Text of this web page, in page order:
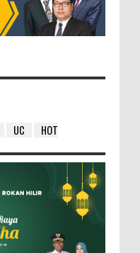
UC
HOT